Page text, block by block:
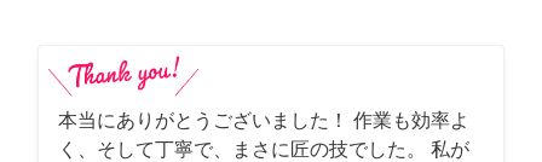
本当にありがとうございました！ 作業も効率よ
く、そして丁寧で、まさに匠の技でした。 私が